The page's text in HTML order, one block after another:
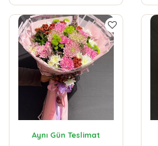
Aynı Gün Teslimat